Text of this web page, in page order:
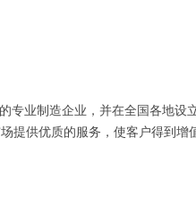
专业制造企业，并在全国各地设
提供优质的服务，使客户得到增